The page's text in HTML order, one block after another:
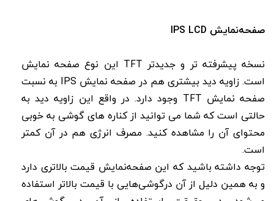
صفحه‌نمایش IPS LCD
نسخه پیشرفته تر و جدیدتر TFT این نوع صفحه نمایش
است. زاویه دید بیشتری هم در صفحه نمایش IPS به نسبت
صفحه نمایش TFT وجود دارد. در واقع این زاویه دید به
حالتی است که شما می توانید از کناره های گوشی به خوبی
محتوای آن را مشاهده کنید. مصرف انرژی هم در آن کمتر
است.
توجه داشته باشید که این صفحه‌نمایش قیمت بالاتری دارد
و به همین دلیل از آن درگوشی‌هایی با قیمت بالاتر استفاده